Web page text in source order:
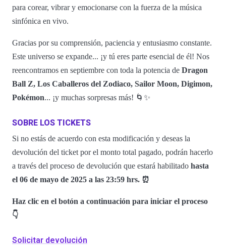
para corear, vibrar y emocionarse con la fuerza de la música
sinfónica en vivo.
Gracias por su comprensión, paciencia y entusiasmo constante.
Este universo se expande... ¡y tú eres parte esencial de él! Nos
reencontramos en septiembre con toda la potencia de Dragon
Ball Z, Los Caballeros del Zodiaco, Sailor Moon, Digimon,
Pokémon... ¡y muchas sorpresas más! 🌀✨
SOBRE LOS TICKETS
Si no estás de acuerdo con esta modificación y deseas la
devolución del ticket por el monto total pagado, podrán hacerlo
a través del proceso de devolución que estará habilitado hasta
el 06 de mayo de 2025 a las 23:59 hrs. ⏰
Haz clic en el botón a continuación para iniciar el proceso
👇
Solicitar devolución